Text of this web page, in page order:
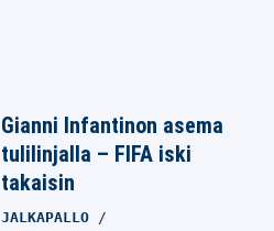
Gianni Infantinon asema
tulilinjalla – FIFA iski
takaisin
JALKAPALLO